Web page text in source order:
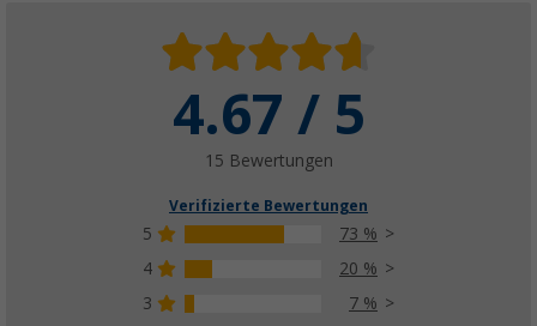
4.67 / 5
15 Bewertungen
Verifizierte Bewertungen
5
73 %
4
20 %
3
7 %